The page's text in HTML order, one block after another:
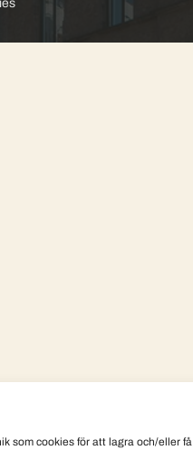
som cookies för att lagra och/eller få